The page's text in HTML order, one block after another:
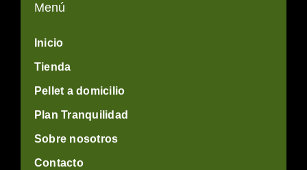
Menú
Inicio
Tienda
Pellet a domicilio
Plan Tranquilidad
Sobre nosotros
Contacto